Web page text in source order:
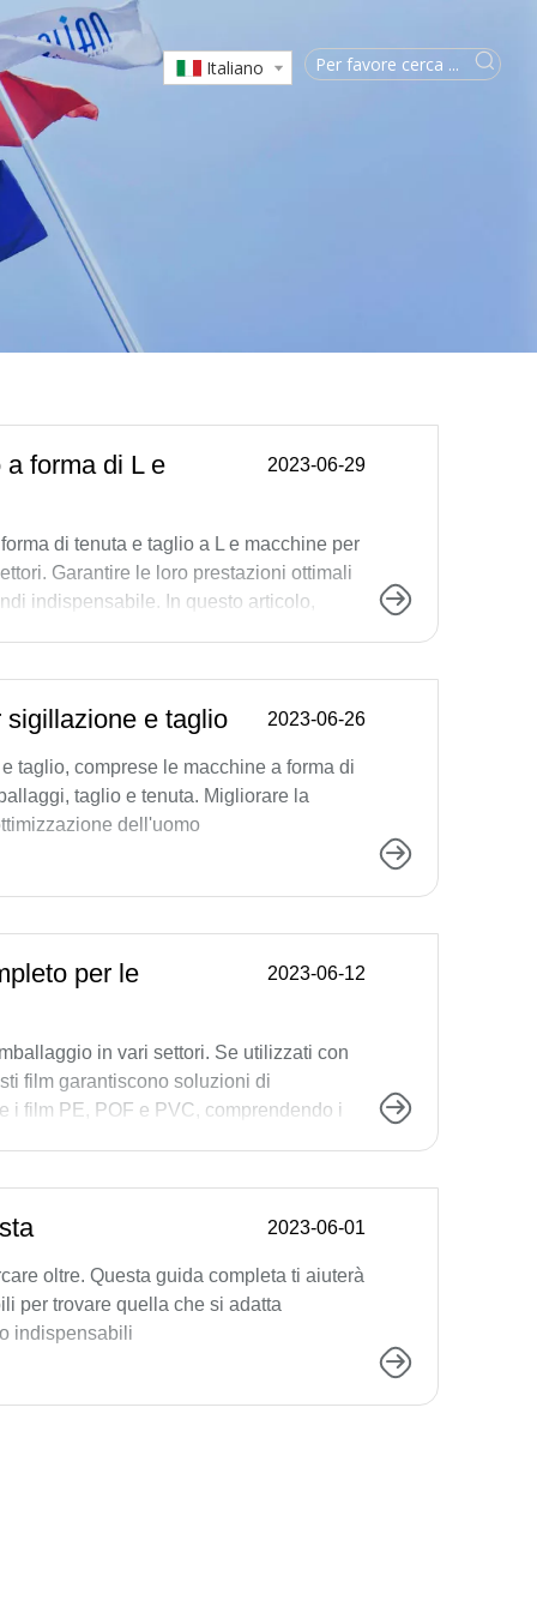
Italiano
forma di L e
di tenuta e taglio a L e macchine per
Garantire le loro prestazioni ottimali
indispensabile. In questo articolo,
2023-06-29
e taglio
taglio, comprese le macchine a forma di
taglio e tenuta. Migliorare la
dell'uomo
2023-06-26
per le
in vari settori. Se utilizzati con
film garantiscono soluzioni di
i film PE, POF e PVC, comprendendo i
2023-06-12
oltre. Questa guida completa ti aiuterà
per trovare quella che si adatta
indispensabili
2023-06-01